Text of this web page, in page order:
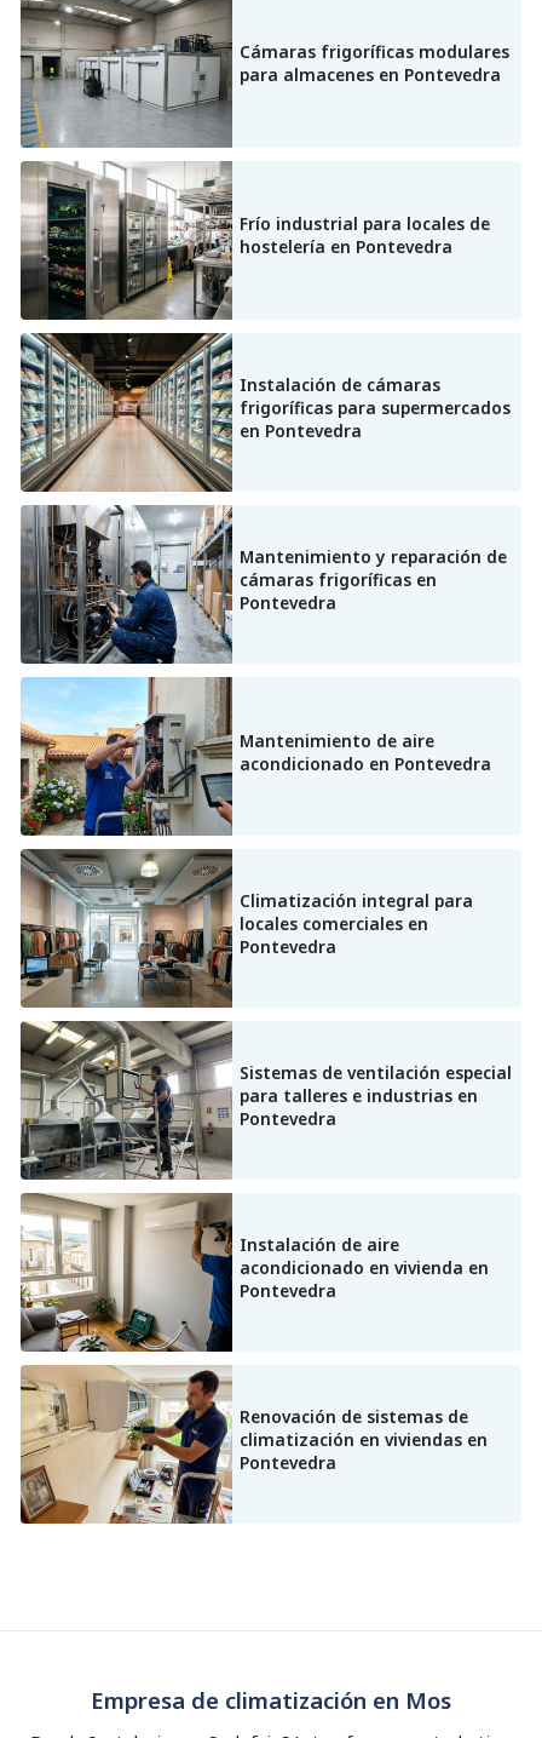
Frío industrial para logística y almacenamiento
Mantenimiento de climatización
Mantenimiento de frío industrial
Cámaras frigoríficas modulares
para almacenes en Pontevedra
Frío industrial para locales de
hostelería en Pontevedra
Instalación de cámaras
frigoríficas para supermercados
en Pontevedra
Mantenimiento y reparación de
cámaras frigoríficas en
Pontevedra
Mantenimiento de aire
acondicionado en Pontevedra
Climatización integral para
locales comerciales en
Pontevedra
Sistemas de ventilación especial
para talleres e industrias en
Pontevedra
Instalación de aire
acondicionado en vivienda en
Pontevedra
Renovación de sistemas de
climatización en viviendas en
Pontevedra
Empresa de climatización en Mos